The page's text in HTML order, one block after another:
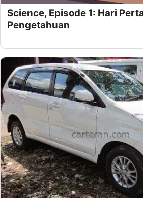
Oleh:Amnan Faza Pada:November 12, 2024
Science, Episode 1: Hari
Pengetahuan